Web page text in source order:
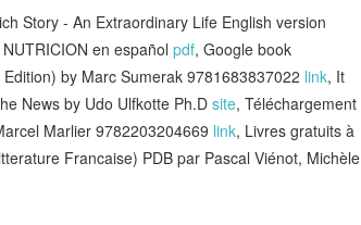
Story - An Extraordinary Life English version
en español pdf, Google book
by Marc Sumerak 9781683837022 link, It
News by Udo Ulfkotte Ph.Dsite, Téléchargement
Marlier 9782203204669 link, Livres gratuits à
Francaise) PDB par Pascal Viénot, Michèle